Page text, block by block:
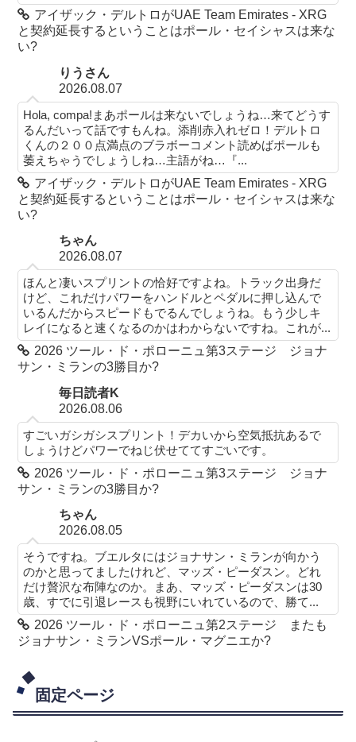
アイザック・デルトロがUAE Team Emirates - XRG
と契約延長するということはポール・セイシャスは来な
い?
りうさん
2026.08.07
Hola, compa!まあポールは来ないでしょうね…来てどうす
るんだいって話ですもんね。添削赤入れゼロ！デルトロ
くんの２００点満点のブラボーコメント読めばポールも
萎えちゃうでしょうしね…主語がね…『...
アイザック・デルトロがUAE Team Emirates - XRG
と契約延長するということはポール・セイシャスは来な
い?
ちゃん
2026.08.07
ほんと凄いスプリントの恰好ですよね。トラック出身だ
けど、これだけパワーをハンドルとペダルに押し込んで
いるんだからスピードもでるんでしょうね。もう少しキ
レイになると速くなるのかはわからないですね。これが...
2026 ツール・ド・ポローニュ第3ステージ ジョナ
サン・ミランの3勝目か?
毎日読者K
2026.08.06
すごいガシガシスプリント！デカいから空気抵抗あるで
しょうけどパワーでねじ伏せててすごいです。
2026 ツール・ド・ポローニュ第3ステージ ジョナ
サン・ミランの3勝目か?
ちゃん
2026.08.05
そうですね。ブエルタにはジョナサン・ミランが向かう
のかと思ってましたけれど、マッズ・ピーダスン。どれ
だけ贅沢な布陣なのか。まあ、マッズ・ピーダスンは30
歳、すでに引退レースも視野にいれているので、勝て...
2026 ツール・ド・ポローニュ第2ステージ またも
ジョナサン・ミランVSポール・マグニエか?
固定ページ